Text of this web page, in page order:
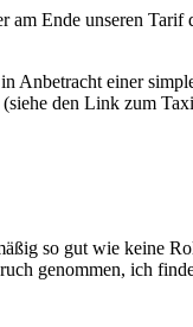
Ende unseren Tarif
Anbetracht einer
den Link zum
so gut wie keine
genommen, ich